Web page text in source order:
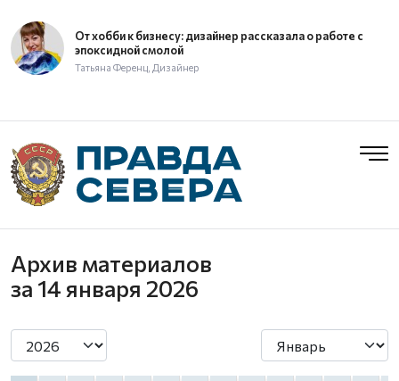
От хобби к бизнесу: дизайнер рассказала о работе с
эпоксидной смолой
Татьяна Ференц, Дизайнер
Архив материалов
за 14 января 2026